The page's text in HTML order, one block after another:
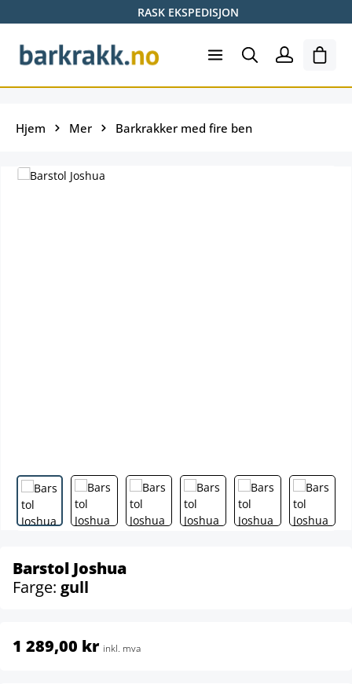
RASK EKSPEDISJON
Hjem Mer Barkrakker med fire ben
Barstol Joshua
Farge: gull
1 289,00 kr inkl. mva